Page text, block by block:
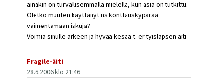
ainakin on turvallisemmalla mielellä, kun asia on tutkittu.
Oletko muuten käyttänyt ns konttauskypärää
vaimentamaan iskuja?
Voimia sinulle arkeen ja hyvää kesää t. erityislapsen äiti
Fragile-äiti
28.6.2006 klo 21:46